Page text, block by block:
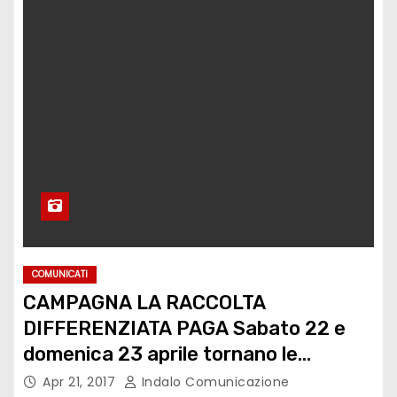
COMUNICATI
CAMPAGNA LA RACCOLTA
DIFFERENZIATA PAGA Sabato 22 e
domenica 23 aprile tornano le
iniziative al CC VIALARGA
Apr 21, 2017 Indalo Comunicazione